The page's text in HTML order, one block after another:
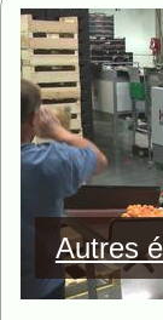
Image
Autres